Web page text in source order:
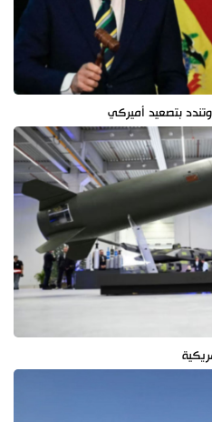
وتندد بتصعيد أميركي